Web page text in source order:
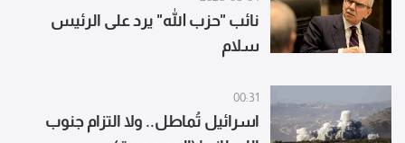
نائب "حزب الله" يرد على الرئيس
سلام
00:31
اسرائيل تُماطل.. ولا التزام جنوب